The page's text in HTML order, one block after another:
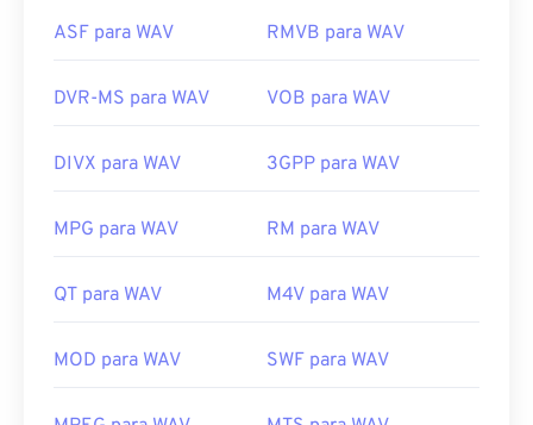
ASF para WAV RMVB para WAV
DVR-MS para WAV VOB para WAV
DIVX para WAV 3GPP para WAV
MPG para WAV RM para WAV
QT para WAV M4V para WAV
MOD para WAV SWF para WAV